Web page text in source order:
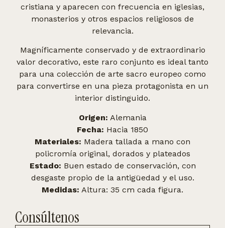
cristiana y aparecen con frecuencia en iglesias,
monasterios y otros espacios religiosos de
relevancia.
Magníficamente conservado y de extraordinario
valor decorativo, este raro conjunto es ideal tanto
para una colección de arte sacro europeo como
para convertirse en una pieza protagonista en un
interior distinguido.
Origen: Alemania
Fecha: Hacia 1850
Materiales: Madera tallada a mano con
policromía original, dorados y plateados
Estado: Buen estado de conservación, con
desgaste propio de la antigüedad y el uso.
Medidas: Altura: 35 cm cada figura.
Consúltenos